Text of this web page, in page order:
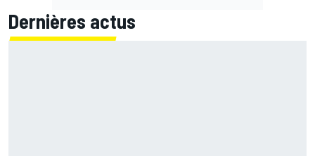
Dernières actus